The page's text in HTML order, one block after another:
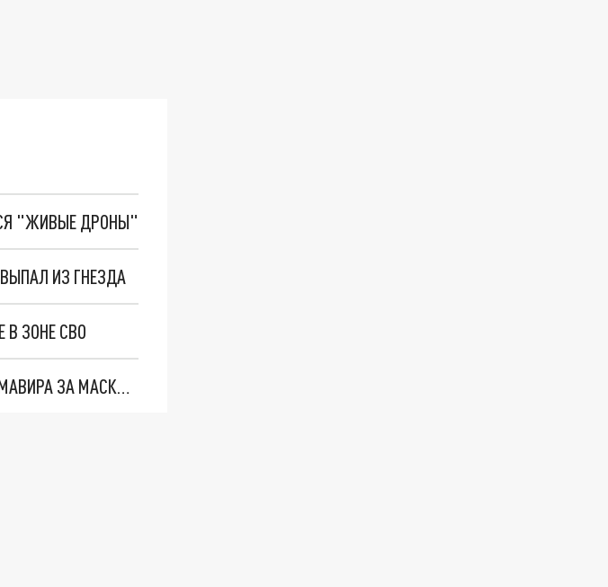
"ЖИВЫЕ ДРОНЫ"
ИЗ ГНЕЗДА
ЗОНЕ СВО
ВОИНЫ СВО ПЕРЕДАЮТ ПРИВЕТ С ФРОНТА И БЛАГОДАРЯТ ШКОЛЬНИКОВ АРМАВИРА ЗА МАСКИРОВОЧНЫЕ СЕТИ